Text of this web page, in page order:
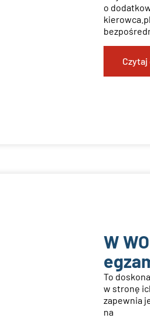
o
Czytaj
W
To
w stronę
zapewnia
na